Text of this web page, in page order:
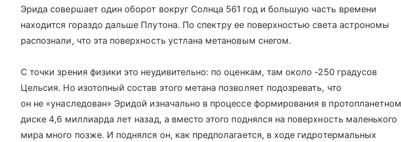
Эрида совершает один оборот вокруг Солнца 561 год и большую часть времени
находится гораздо дальше Плутона. По спектру ее поверхностью света астрономы
распознали, что эта поверхность устлана метановым снегом.
С точки зрения физики это неудивительно: по оценкам, там около -250 градусов
Цельсия. Но изотопный состав этого метана позволяет подозревать, что
он не «унаследован» Эридой изначально в процессе формирования в протопланетном
диске 4,6 миллиарда лет назад, а вместо этого поднялся на поверхность маленького
мира много позже. И поднялся он, как предполагается, в ходе гидротермальных